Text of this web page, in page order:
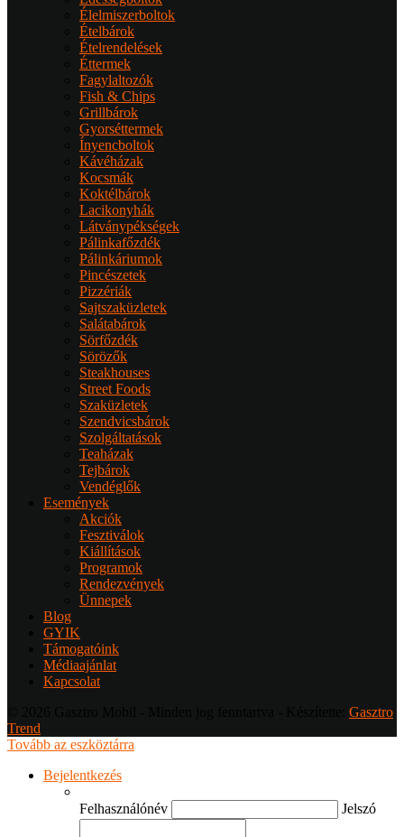
Élelmiszerboltok
Ételbárok
Ételrendelések
Éttermek
Fagylaltozók
Fish & Chips
Grillbárok
Gyorséttermek
Ínyencboltok
Kávéházak
Kocsmák
Koktélbárok
Lacikonyhák
Látványpékségek
Pálinkafőzdék
Pálinkáriumok
Pincészetek
Pizzériák
Sajtszaküzletek
Salátabárok
Sörfőzdék
Sörözők
Steakhouses
Street Foods
Szaküzletek
Szendvicsbárok
Szolgáltatások
Teaházak
Tejbárok
Vendéglők
Események
Akciók
Fesztiválok
Kiállítások
Programok
Rendezvények
Ünnepek
Blog
GYIK
Támogatóink
Médiaajánlat
Kapcsolat
Gasztro
Trend
Tovább az eszköztárra
Bejelentkezés
Felhasználónév Jelszó